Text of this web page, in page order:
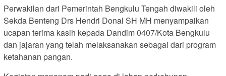
Perwakilan dari Pemerintah Bengkulu Tengah diwakili oleh
Sekda Benteng Drs Hendri Donal SH MH menyampaikan
ucapan terima kasih kepada Dandim 0407/Kota Bengkulu
dan jajaran yang telah melaksanakan sebagai dari program
ketahanan pangan.